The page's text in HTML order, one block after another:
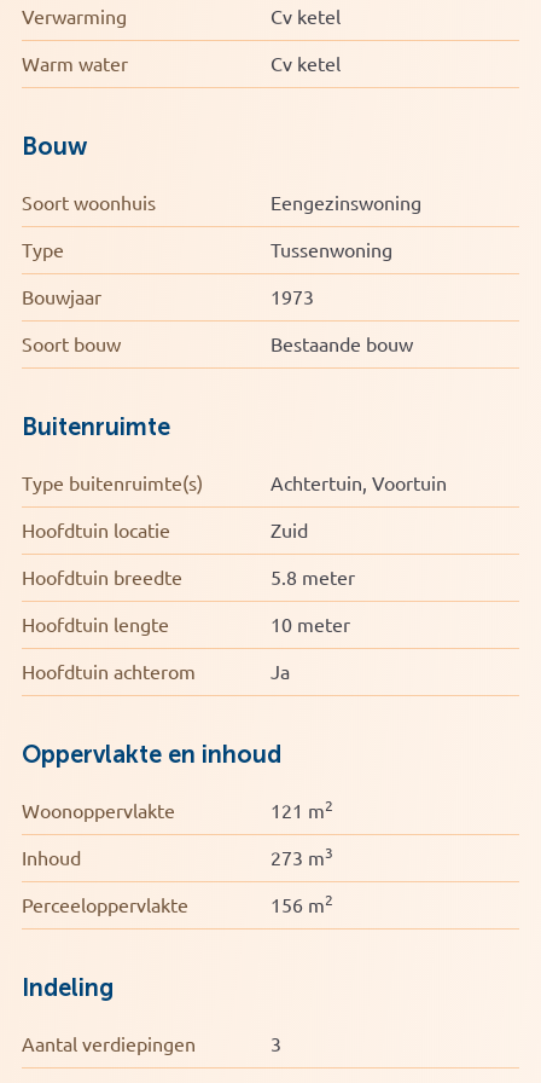
Verwarming Cv ketel
Warm water Cv ketel
Bouw
Soort woonhuis Eengezinswoning
Type Tussenwoning
Bouwjaar 1973
Soort bouw Bestaande bouw
Buitenruimte
Type buitenruimte(s) Achtertuin, Voortuin
Hoofdtuin locatie Zuid
Hoofdtuin breedte 5.8 meter
Hoofdtuin lengte 10 meter
Hoofdtuin achterom Ja
Oppervlakte en inhoud
Woonoppervlakte 121 m2
Inhoud 273 m3
Perceeloppervlakte 156 m2
Indeling
Aantal verdiepingen 3